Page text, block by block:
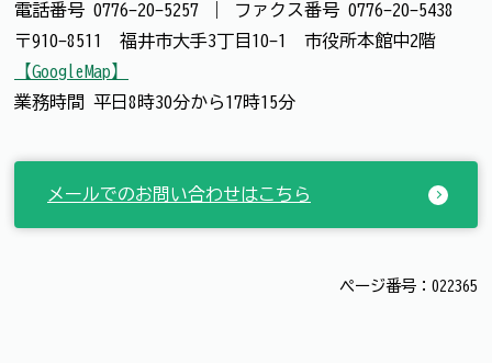
電話番号 0776-20-5257 ファクス番号 0776-20-5438
〒910-8511 福井市大手3丁目10-1 市役所本館中2階
【GoogleMap】
業務時間 平日8時30分から17時15分
メールでのお問い合わせはこちら
ページ番号：022365